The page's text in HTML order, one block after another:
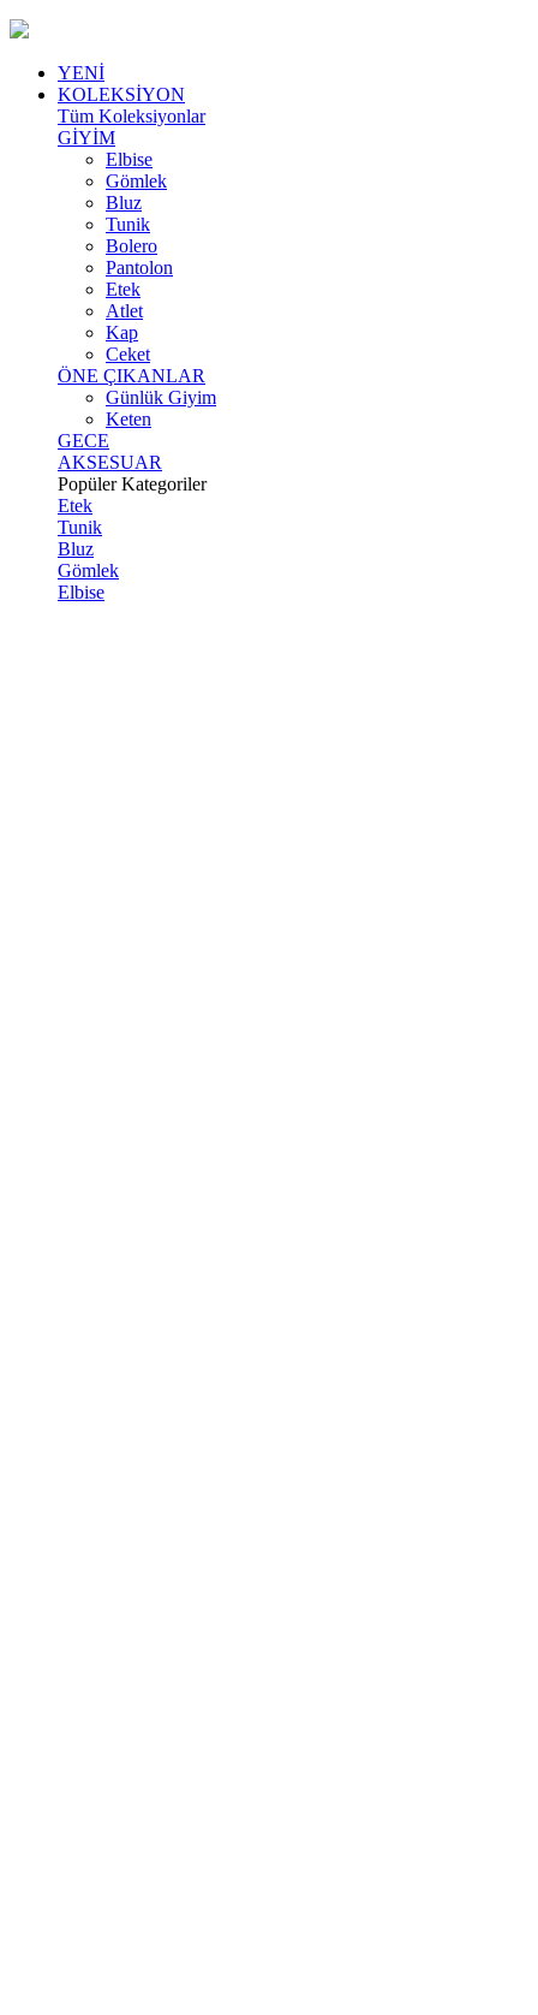
YENİ
KOLEKSİYON
Tüm Koleksiyonlar
GİYİM
Elbise
Gömlek
Bluz
Tunik
Bolero
Pantolon
Etek
Atlet
Kap
Ceket
ÖNE ÇIKANLAR
Günlük Giyim
Keten
GECE
AKSESUAR
Popüler Kategoriler
Etek
Tunik
Bluz
Gömlek
Elbise